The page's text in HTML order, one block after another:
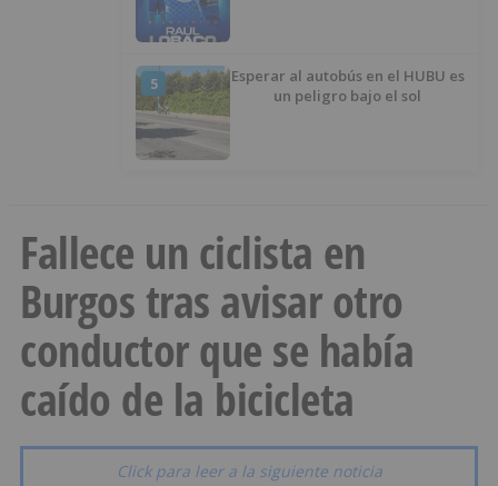
5
Esperar al autobús en el HUBU es
un peligro bajo el sol
Fallece un ciclista en
Burgos tras avisar otro
conductor que se había
caído de la bicicleta
Click para leer a la siguiente noticia